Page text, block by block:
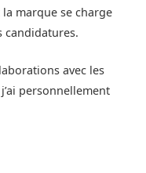
marque se charge
candidatures.
avec les
personnellement